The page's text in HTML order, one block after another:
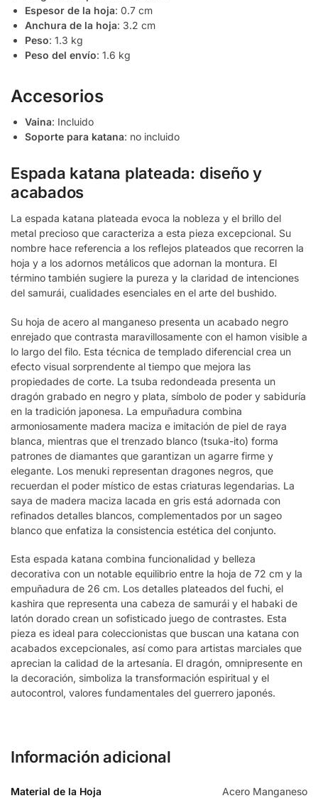
Espesor de la hoja: 0.7 cm
Anchura de la hoja: 3.2 cm
Peso: 1.3 kg
Peso del envío: 1.6 kg
Accesorios
Vaina: Incluido
Soporte para katana: no incluido
Espada katana plateada: diseño y
acabados
La espada katana plateada evoca la nobleza y el brillo del
metal precioso que caracteriza a esta pieza excepcional. Su
nombre hace referencia a los reflejos plateados que recorren la
hoja y a los adornos metálicos que adornan la montura. El
término también sugiere la pureza y la claridad de intenciones
del samurái, cualidades esenciales en el arte del bushido.
Su hoja de acero al manganeso presenta un acabado negro
enrejado que contrasta maravillosamente con el hamon visible a
lo largo del filo. Esta técnica de templado diferencial crea un
efecto visual sorprendente al tiempo que mejora las
propiedades de corte. La tsuba redondeada presenta un
dragón grabado en negro y plata, símbolo de poder y sabiduría
en la tradición japonesa. La empuñadura combina
armoniosamente madera maciza e imitación de piel de raya
blanca, mientras que el trenzado blanco (tsuka-ito) forma
patrones de diamantes que garantizan un agarre firme y
elegante. Los menuki representan dragones negros, que
recuerdan el poder místico de estas criaturas legendarias. La
saya de madera maciza lacada en gris está adornada con
refinados detalles blancos, complementados por un sageo
blanco que enfatiza la consistencia estética del conjunto.
Esta espada katana combina funcionalidad y belleza
decorativa con un notable equilibrio entre la hoja de 72 cm y la
empuñadura de 26 cm. Los detalles plateados del fuchi, el
kashira que representa una cabeza de samurái y el habaki de
latón dorado crean un sofisticado juego de contrastes. Esta
pieza es ideal para coleccionistas que buscan una katana con
acabados excepcionales, así como para artistas marciales que
aprecian la calidad de la artesanía. El dragón, omnipresente en
la decoración, simboliza la transformación espiritual y el
autocontrol, valores fundamentales del guerrero japonés.
Información adicional
Material de la Hoja Acero Manganeso